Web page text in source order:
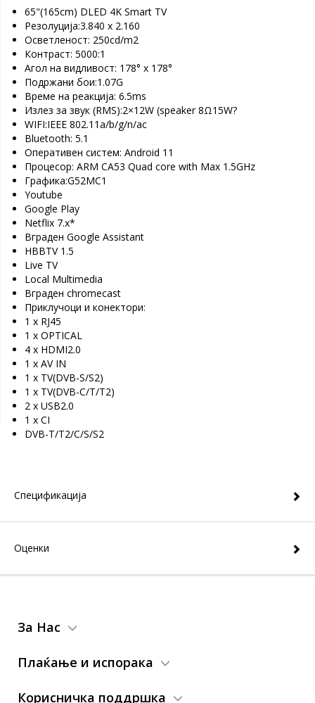
65"(165cm) DLED 4K Smart TV
Резолуција:3.840 x 2.160
Осветленост: 250cd/m2
Контраст: 5000:1
Агол на видливост: 178° x 178°
Подржани бои:1.07G
Време на реакција: 6.5ms
Излез за звук (RMS):2×12W (speaker 8Ω15W?
WIFI:IEEE 802.11a/b/g/n/ac
Bluetooth: 5.1
Оперативен систем: Android 11
Процесор: ARM CA53 Quad core with Max 1.5GHz
Графика:G52MC1
Youtube
Google Play
Netflix 7.x*
Вграден Google Assistant
HBBTV 1.5
Live TV
Local Multimedia
Вграден chromecast
Приклучоци и конектори:
1 x RJ45
1 x OPTICAL
4 x HDMI2.0
1 x AV IN
1 x TV(DVB-S/S2)
1 x TV(DVB-C/T/T2)
2 x USB2.0
1 x CI
DVB-T/T2/C/S/S2
Спецификација
Оценки
За Нас
Плаќање и испорака
Корисничка поддршка